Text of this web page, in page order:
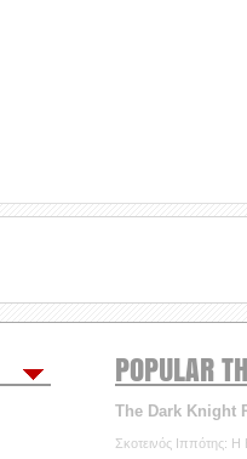
POPULAR
The Dark Knight
Σκοτεινός Ιππότης: